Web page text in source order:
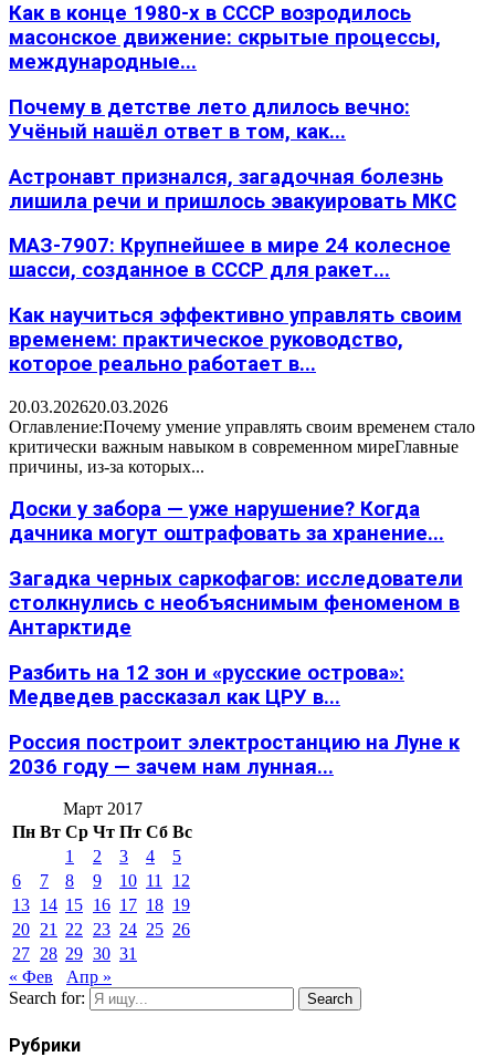
Как в конце 1980-х в СССР возродилось
масонское движение: скрытые процессы,
международные...
Почему в детстве лето длилось вечно:
Учёный нашёл ответ в том, как...
Астронавт признался, загадочная болезнь
лишила речи и пришлось эвакуировать МКС
МАЗ-7907: Крупнейшее в мире 24 колесное
шасси, созданное в СССР для ракет...
Как научиться эффективно управлять своим
временем: практическое руководство,
которое реально работает в...
20.03.202620.03.2026
Оглавление:Почему умение управлять своим временем стало
критически важным навыком в современном миреГлавные
причины, из-за которых...
Доски у забора — уже нарушение? Когда
дачника могут оштрафовать за хранение...
Загадка черных саркофагов: исследователи
столкнулись с необъяснимым феноменом в
Антарктиде
Разбить на 12 зон и «русские острова»:
Медведев рассказал как ЦРУ в...
Россия построит электростанцию на Луне к
2036 году — зачем нам лунная...
Март 2017
Пн Вт Ср Чт Пт Сб Вс
1
2 3 4
5
6
7 8 9 10 11
12
13 14 15 16 17 18 19
20 21 22 23 24 25 26
27 28 29 30 31
« Фев
Апр »
Search for:
Search
Рубрики